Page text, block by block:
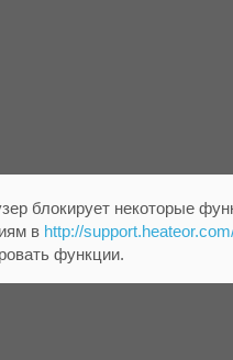
блокирует некоторые
в http://
функции.